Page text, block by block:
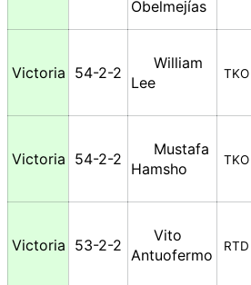
Obelmejías
Victoria 54-2-2
William
Lee
TKO
Victoria 54-2-2
Mustafa
Hamsho
TKO
Victoria 53-2-2
Vito
Antuofermo
RTD